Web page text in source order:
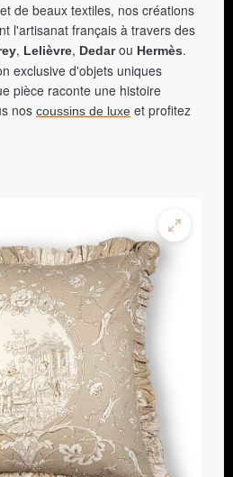
de beaux textiles, nos créations
l'artisanat français à travers des
, Lelièvre, Dedarou Hermès.
exclusive d'objets uniques
pièce raconte une histoire
nos coussins de luxe et profitez